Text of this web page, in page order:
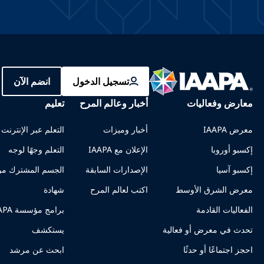
تسجيل الدخول
انضم الآن
معارض وفعاليات
معرض IAAPA
إكسبو أوروبا
إكسبو آسيا
معرض الشرق الأوسط
الفعاليات القادمة
تحدث في معرض أو فعالية
احجز اجتماعًا أو حدثًا
أخبار وعالم المرح
أخبار وميزات
الإعلان مع IAAPA
الإصدارات السابقة
اكتب لعالم المرح
تعليم
التعلم عبر الإنترنت
التعلم وجهًا لوجه
الجسم المشترك
شهادة
برامج مؤسسة IAAPA
يستكشف
ابحث عن مرشد